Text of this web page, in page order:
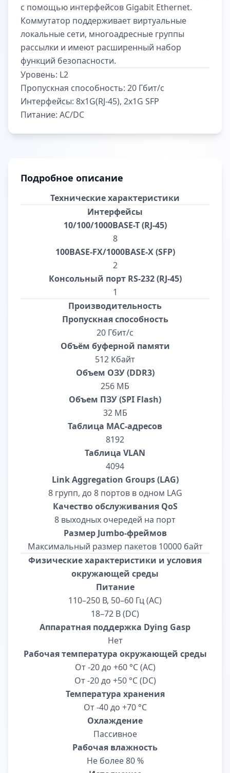
с помощью интерфейсов Gigabit Ethernet.
Коммутатор поддерживает виртуальные
локальные сети, многоадресные группы
рассылки и имеют расширенный набор
функций безопасности.
Уровень: L2
Пропускная способность: 20 Гбит/с
Интерфейсы: 8x1G(RJ-45), 2x1G SFP
Питание: AC/DC
Подробное описание
Технические характеристики
Интерфейсы
10/100/1000BASE-T (RJ-45)
8
100BASE-FX/1000BASE-X (SFP)
2
Консольный порт RS-232 (RJ-45)
1
Производительность
Пропускная способность
20 Гбит/с
Объём буферной памяти
512 Кбайт
Объем ОЗУ (DDR3)
256 МБ
Объем ПЗУ (SPI Flash)
32 МБ
Таблица MAC-адресов
8192
Таблица VLAN
4094
Link Aggregation Groups (LAG)
8 групп, до 8 портов в одном LAG
Качество обслуживания QoS
8 выходных очередей на порт
Размер Jumbo-фреймов
Максимальный размер пакетов 10000 байт
Физические характеристики и условия
окружающей среды
Питание
110–250 В, 50–60 Гц (AC)
18–72 В (DC)
Аппаратная поддержка Dying Gasp
Нет
Рабочая температура окружающей среды
От -20 до +60 °С (AС)
От -20 до +50 °С (DС)
Температура хранения
От -40 до +70 °С
Охлаждение
Пассивное
Рабочая влажность
Не более 80 %